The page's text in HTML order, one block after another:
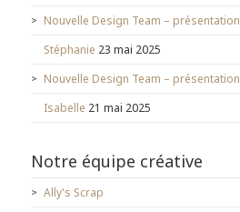
Nouvelle Design Team – présentation
Stéphanie 23 mai 2025
Nouvelle Design Team – présentation
Isabelle 21 mai 2025
Notre équipe créative
Ally's Scrap